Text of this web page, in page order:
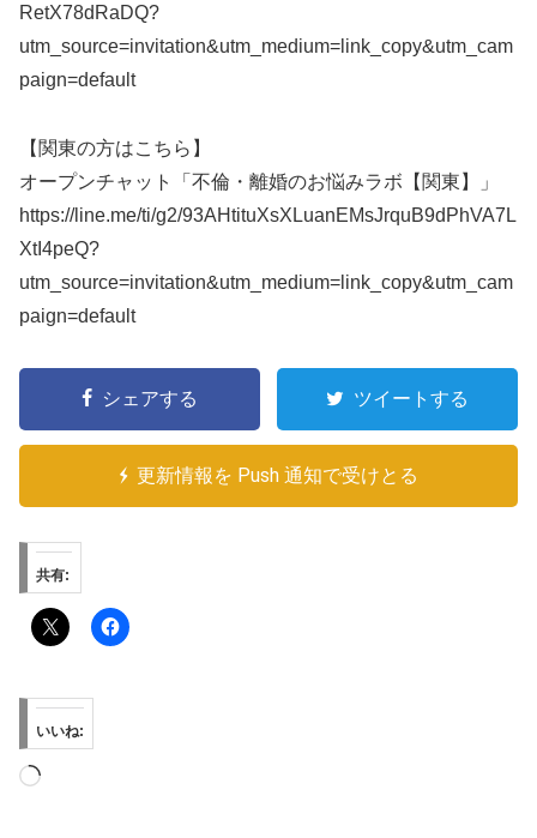
RetX78dRaDQ?
utm_source=invitation&utm_medium=link_copy&utm_cam
paign=default
【関東の方はこちら】
オープンチャット「不倫・離婚のお悩みラボ【関東】」
https://line.me/ti/g2/93AHtituXsXLuanEMsJrquB9dPhVA7L
XtI4peQ?
utm_source=invitation&utm_medium=link_copy&utm_cam
paign=default
シェアする ツイートする
更新情報を Push 通知で受けとる
共有:
いいね:
読